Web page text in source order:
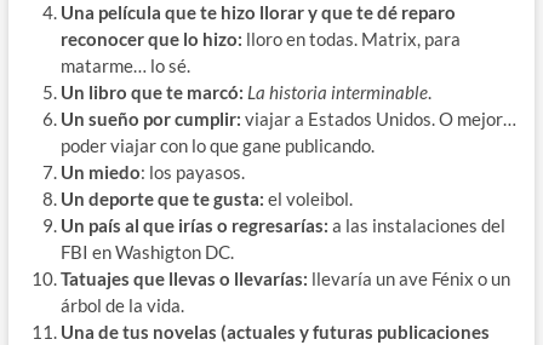
Una película que te hizo llorar y que te dé reparo
reconocer que lo hizo: lloro en todas. Matrix, para
matarme… lo sé.
Un libro que te marcó: La historia interminable.
Un sueño por cumplir: viajar a Estados Unidos. O mejor…
poder viajar con lo que gane publicando.
U️n miedo: los payasos.
U️n deporte que te gusta: el voleibol.
U️n país al que irías o regresarías: a las instalaciones del
FBI en Washigton DC.
T️atuajes que llevas o llevarías: llevaría un ave Fénix o un
árbol de la vida.
U️na de tus novelas (actuales y futuras publicaciones